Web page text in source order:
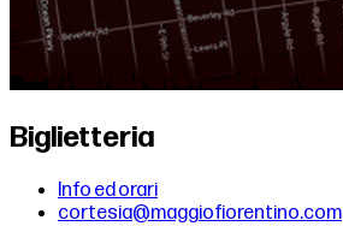
Biglietteria
Info ed orari
cortesia@maggiofiorentino.com